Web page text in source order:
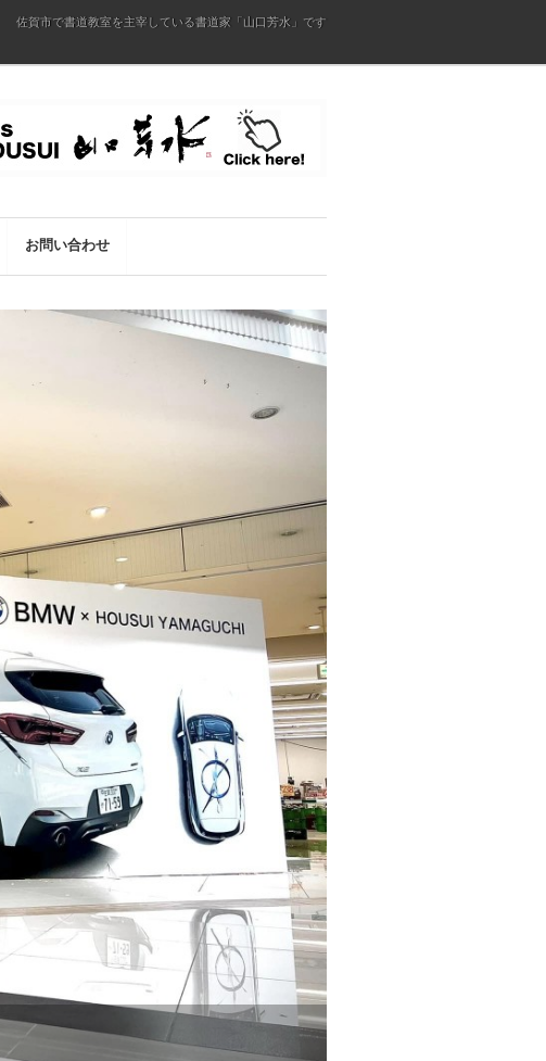
佐賀市で書道教室を主宰している書道家「山口芳水」です
お問い合わせ